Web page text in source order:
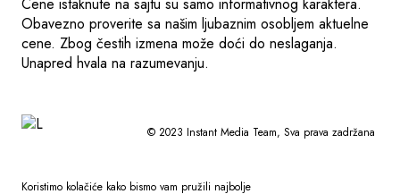
Obavezno proverite sa našim ljubaznim osobljem aktuelne
cene. Zbog čestih izmena može doći do neslaganja.
Unapred hvala na razumevanju.
© 2023 Instant Media Team, Sva prava zadržana
Koristimo kolačiće kako bismo vam pružili najbolje